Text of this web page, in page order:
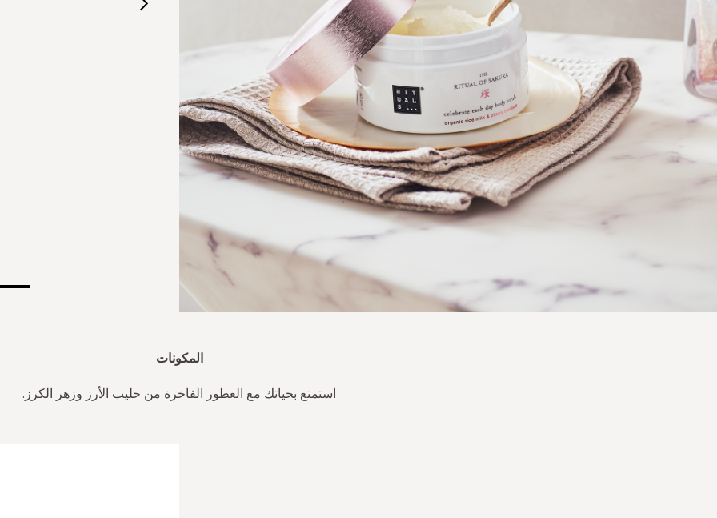
كريم جسم ذا ريتوال أوف ساكورا
غير متوفر بالمخزن
استعرض التفاصيل
المكونات
استمتع بحياتك مع العطور الفاخرة من حليب الأرز وزهر الكرز.